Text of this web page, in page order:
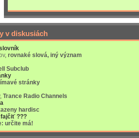
v diskusiách
, rovnaké slová, iný význam
Subclub
stránky
, Trance Radio Channels
hardisc
???
určite má!